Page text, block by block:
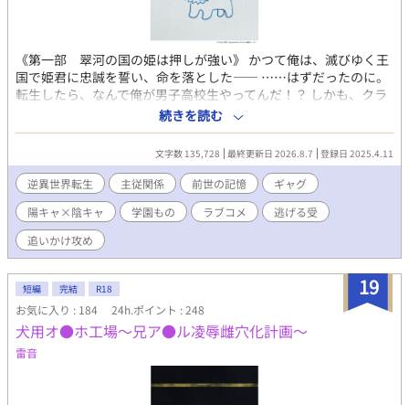
《第一部 翠河の国の姫は押しが強い》 かつて俺は、滅びゆく王
国で姫君に忠誠を誓い、命を落とした―― ……はずだったのに。
転生したら、なんで俺が男子高校生やってんだ！？ しかも、クラ
スの陽キャトップ・周藤智哉（すどうともや）は、どう見ても前
世の姫君その人。 顔も声も、距離感バグってる性格もそのまま。
今度は身分差も掟もないからって、攻略する気満々で迫ってくる
のやめてくれ！ 平穏な現代ライフを送りたい陰キャ男子（元騎
士）と、全力で落としにかかる陽キャ男子（元姫）の、逆異世界
転生BLギャグコメディ！ 「見つけたぞ、私の騎士。今度こそ、お
前を手に入れる」 「イイエナンノコトカワカリマセン」 忠義も身
分も性別も全部飛び越えて、今日も逃げる俺と追いかける姫（男
子高校生） 《第二部 熱砂の国からの闖入者》 郁朗と智哉は、前
生、健全な男子高校生同士として、健全な交際を続けるはずだっ
たが—— 「見つけたぞ姫！ 今度こそお前を手に入れる！」 「も
しかして、あいつは！？」 「……誰だっけ？」 熱砂の風と共に転
校してきた、前世関係者。 千隼と翠瑶姫の過去の因縁が、また一
つ紐解かれる。 《第三部 見上げる星》 高校三年生、受験生。
別々になった。 そんな中、見つけた二人の秘密基地、塔屋。 卒業
続きを読む
文字数 135,728 最終更新日 2026.8.7 登録日 2025.4.11
逆異世界転生 主従関係 前世の記憶
ギャグ
陽キャ×陰キャ
学園もの ラブコメ
逃げる受
追いかけ攻め
19
短編 完結 R18
お気に入り : 184 24h.ポイント : 248
犬用オ●ホ工場～兄ア●ル凌辱雌穴化計画～
雷音